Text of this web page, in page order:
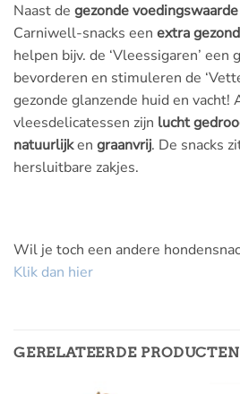
Naast de gezonde voedingswaarde
Carniwell-snacks een extra
helpen bijv. de ‘Vleessigaren’ een
bevorderen en stimuleren de
gezonde glanzende huid en
vleesdelicatessen zijn lucht
natuurlijken graanvrij. De snacks
hersluitbare zakjes.
Wil je toch een andere
Klik dan hier
GERELATEERDE PRODUCTEN